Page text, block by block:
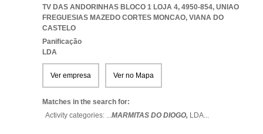
TV DAS ANDORINHAS BLOCO 1 LOJA 4, 4950-854, UNIAO
FREGUESIAS MAZEDO CORTES MONCAO, VIANA DO
CASTELO
Panificação
LDA
Ver empresa Ver no Mapa
Matches in the search for:
Activity categories: ...MARMITAS DO DIOGO, LDA...